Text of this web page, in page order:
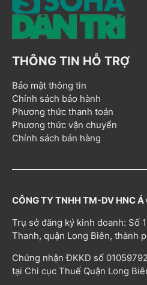
THÔNG TIN HỖ TRỢ
Bảo mật thông tin
Chính sách bảo hành
Phương thức thanh toán
Phương thức vận chuyển
Chính sách bán hàng
CÔNG TY TNHH TM-DV HNC Á
Trụ sở đăng ký kinh doanh: Số
Thanh, quận Long Biên, thành
Chứng nhận ĐKKD số
tại Chi cục Thuế Quận Long